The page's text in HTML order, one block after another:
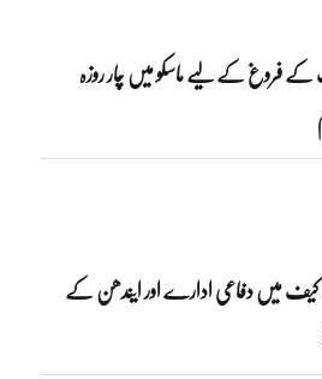
کے فروغ کے لیے ماسکو میں چار روزہ
میں دفاعی ادارے اور ایندھن کے